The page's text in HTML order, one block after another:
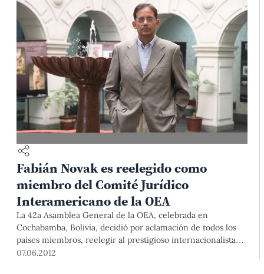
Fabián Novak es reelegido como
miembro del Comité Jurídico
Interamericano de la OEA
La 42a Asamblea General de la OEA, celebrada en
Cochabamba, Bolivia, decidió por aclamación de todos los
países miembros, reelegir al prestigioso internacionalista
peruano Fabián Novak, como miembro del Comité Jurídico
07.06.2012